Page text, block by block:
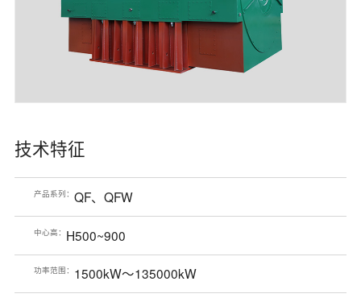
技术特征
产品系列： QF、QFW
中心高： H500~900
功率范围： 1500kW～135000kW